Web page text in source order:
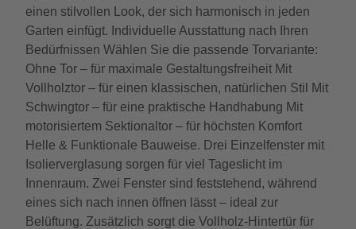
einen stilvollen Look, der sich harmonisch in jeden
Garten einfügt. Individuelle Ausstattung nach Ihren
Bedürfnissen Wählen Sie die passende Torvariante:
Ohne Tor – für maximale Gestaltungsfreiheit Mit
Vollholztor – für einen klassischen, natürlichen Stil Mit
Schwingtor – für eine praktische Handhabung Mit
motorisiertem Sektionaltor – für höchsten Komfort
Helle & Funktionale Bauweise. Drei Einzelfenster mit
Isolierverglasung sorgen für viel Tageslicht im
Innenraum. Zwei Fenster sind feststehend, während
eines sich nach innen öffnen lässt – ideal zur
Belüftung. Zusätzlich sorgt die Vollholz-Hintertür für